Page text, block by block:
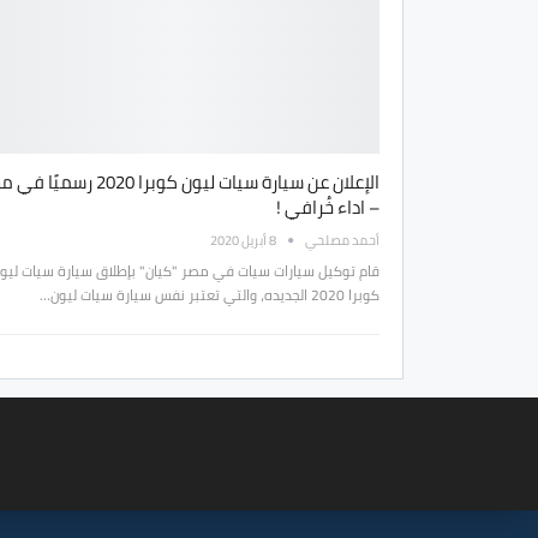
الإعلان عن سيارة سيات ليون كوبرا 2020
– اداء خُرافي !
أحمد مصلحي 8 أبريل 2020
قام توكيل سيارات سيات في مصر "كيان" بإطلاق سيارة سيات
كوبرا 2020 الجديده، والتي تعتبر نفس سيارة سيات ليون…